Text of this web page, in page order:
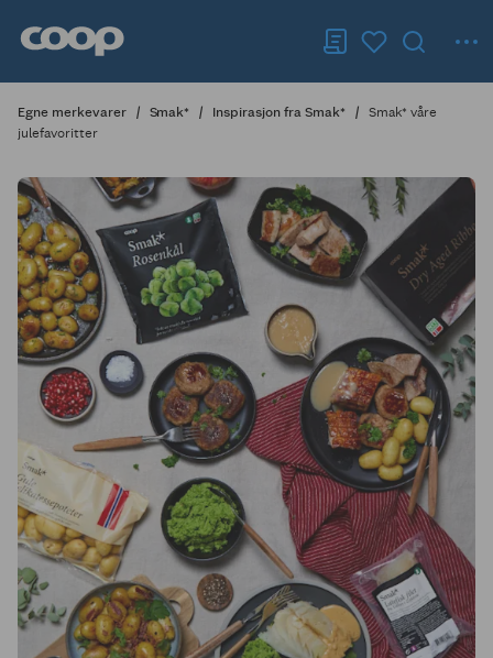
Egne merkevarer Smak* Inspirasjon fra Smak*
Smak* våre
julefavoritter